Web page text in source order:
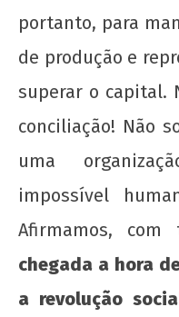
portanto, para
de produção e
superar o capital.
conciliação! Não
uma
impossível
Afirmamos,
chegada a hora
a revolução